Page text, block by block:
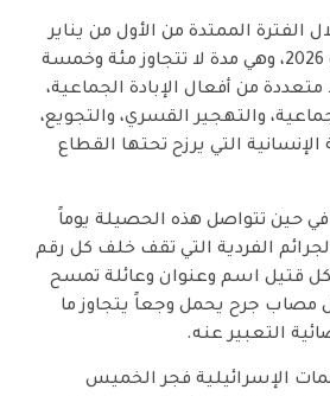
الفترة الممتدة من الأول من يناير
حتى الخامس من يونيو 2026، وهي مدة لا تتجاوز مئة وخمسة
من أفعال الإبادة الجماعية،
والتهجير القسري، والتجويع،
التي يرزح تحتها القطاع
في حين تتواصل هذه الحصيلة يوماً
الفردية التي تقف خلف كل رقم
قتيل اسم وعنوان وعائلة تمسح
مصاب جرح يحمل وجعاً يتجاوز ما
التعبير عنه.
الإسرائيلية فجر الخميس